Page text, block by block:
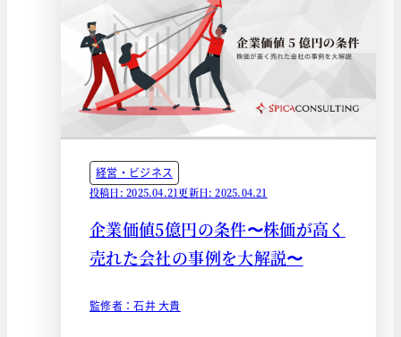
経営・ビジネス
投稿日: 2025.04.21更新日: 2025.04.21
企業価値5億円の条件〜株価が高く
売れた会社の事例を大解説〜
監修者：石井 大貴